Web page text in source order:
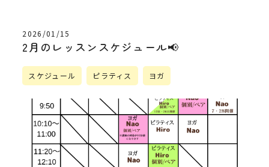
2026/01/15
2月のレッスンスケジュール📢
スケジュール ピラティス ヨガ